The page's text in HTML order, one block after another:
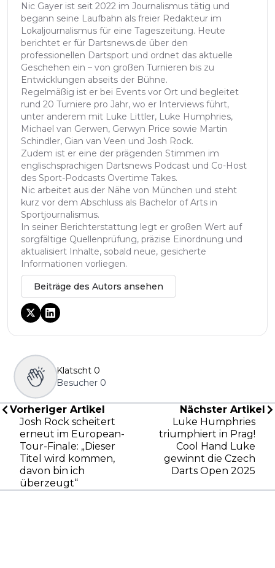
Nic Gayer ist seit 2022 im Journalismus tätig und
begann seine Laufbahn als freier Redakteur im
Lokaljournalismus für eine Tageszeitung. Heute
berichtet er für Dartsnews.de über den
professionellen Dartsport und ordnet das aktuelle
Geschehen ein – von großen Turnieren bis zu
Entwicklungen abseits der Bühne.
Regelmäßig ist er bei Events vor Ort und begleitet
rund 20 Turniere pro Jahr, wo er Interviews führt,
unter anderem mit Luke Littler, Luke Humphries,
Michael van Gerwen, Gerwyn Price sowie Martin
Schindler, Gian van Veen und Josh Rock.
Zudem ist er eine der prägenden Stimmen im
englischsprachigen Dartsnews Podcast und Co-Host
des Sport-Podcasts Overtime Takes.
Nic arbeitet aus der Nähe von München und steht
kurz vor dem Abschluss als Bachelor of Arts in
Sportjournalismus.
In seiner Berichterstattung legt er großen Wert auf
sorgfältige Quellenprüfung, präzise Einordnung und
aktualisiert Inhalte, sobald neue, gesicherte
Informationen vorliegen.
Beiträge des Autors ansehen
Klatscht 0
Besucher 0
Vorheriger Artikel
Josh Rock scheitert
erneut im European-
Tour-Finale: „Dieser
Titel wird kommen,
davon bin ich
überzeugt“
Nächster Artikel
Luke Humphries
triumphiert in Prag!
Cool Hand Luke
gewinnt die Czech
Darts Open 2025